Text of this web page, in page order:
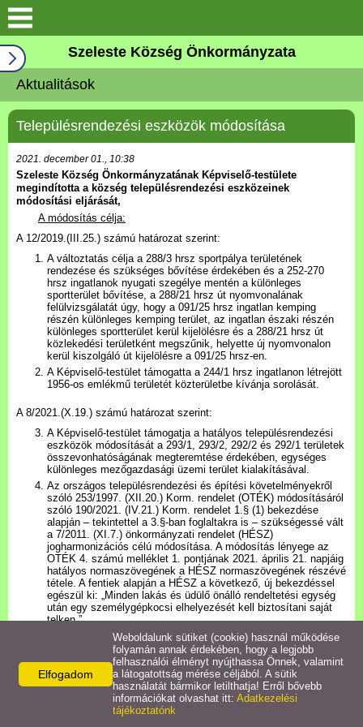
Keresés
Köszöntő
Falutörténet
Elérhetőségek
Önkormányzat
Választási információk
Pályázatok
Aktualitások
Településkép
Letöltések
Civil szervezetek
Intézmények
Turizmus
Gazdaság
Hasznos linkek
Szeleste Község Önkormányzata
Aktualitások
Településrendezési eszközök módosítása
2021. december 01., 10:38
Szeleste Község Önkormányzatának Képviselő-testülete
megindította a község településrendezési eszközeinek
módosítási eljárását,
A módosítás célja:
A 12/2019.(III.25.) számú határozat szerint:
A változtatás célja a 288/3 hrsz sportpálya területének
rendezése és szükséges bővítése érdekében és a 252-270
hrsz ingatlanok nyugati szegélye mentén a különleges
sportterület bővítése, a 288/21 hrsz út nyomvonalának
felülvizsgálatát úgy, hogy a 091/25 hrsz ingatlan kemping
részén különleges kemping terület, az ingatlan északi részén
különleges sportterület kerül kijelölésre és a 288/21 hrsz út
közlekedési területként megszűnik, helyette új nyomvonalon
kerül kiszolgáló út kijelölésre a 091/25 hrsz-en.
A Képviselő-testület támogatta a 244/1 hrsz ingatlanon létrejött
1956-os emlékmű területét közterületbe kívánja sorolását.
A 8/2021.(X.19.) számú határozat szerint:
A Képviselő-testület támogatja a hatályos településrendezési
eszközök módosítását a 293/1, 293/2, 292/2 és 292/1 területek
összevonhatóságának megteremtése érdekében, egységes
különleges mezőgazdasági üzemi terület kialakításával.
Az országos településrendezési és építési követelményekről
szóló 253/1997. (XII.20.) Korm. rendelet (OTÉK) módosításáról
szóló 190/2021. (IV.21.) Korm. rendelet 1.§ (1) bekezdése
alapján – tekintettel a 3.§-ban foglaltakra is – szükségessé vált
a 7/2011. (XI.7.) önkormányzati rendelet (HÉSZ)
jogharmonizációs célú módosítása. A módosítás lényege az
OTÉK 4. számú melléklet 1. pontjának 2021. április 21. napjáig
hatályos normaszövegének a HÉSZ normaszövegének részévé
tétele. A fentiek alapján a HÉSZ a következő, új bekezdéssel
egészül ki: „Minden lakás és üdülő önálló rendeltetési egység
után egy személygépkocsi elhelyezését kell biztosítani saját
telken.”
A véleményezés módja:
A tervezett módosítással kapcsolatban felvilágosítás kérhető, illetve
az elkészült módosítási tervdokumentáció ügyfélfogadási időben
megtekinthető Szeleste Község Önkormányzata (9622 Szeleste,
Elfogadom
Weboldalunk sütiket (cookie) használ működése
folyamán annak érdekében, hogy a legjobb
felhasználói élményt nyújthassa Önnek, valamint
a látogatottság mérése céljából. A sütik
használatát bármikor letilthatja! Erről bővebb
információkat olvashat itt: Adatkezelési
tájékoztatónk